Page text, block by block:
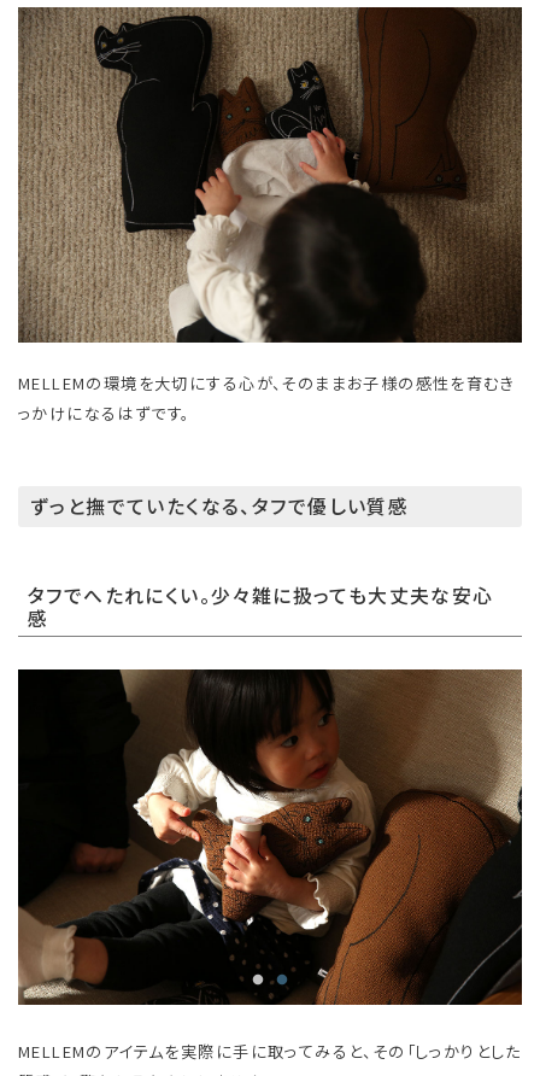
MELLEMの環境を大切にする心が、そのままお子様の感性を育むき
っかけになるはずです。
ずっと撫でていたくなる、タフで優しい質感
タフでへたれにくい。少々雑に扱っても大丈夫な安心
感
MELLEMのアイテムを実際に手に取ってみると、その「しっかりとした